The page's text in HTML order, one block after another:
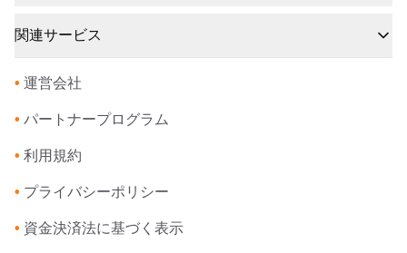
関連サービス
• 運営会社
• パートナープログラム
• 利用規約
• プライバシーポリシー
• 資金決済法に基づく表示